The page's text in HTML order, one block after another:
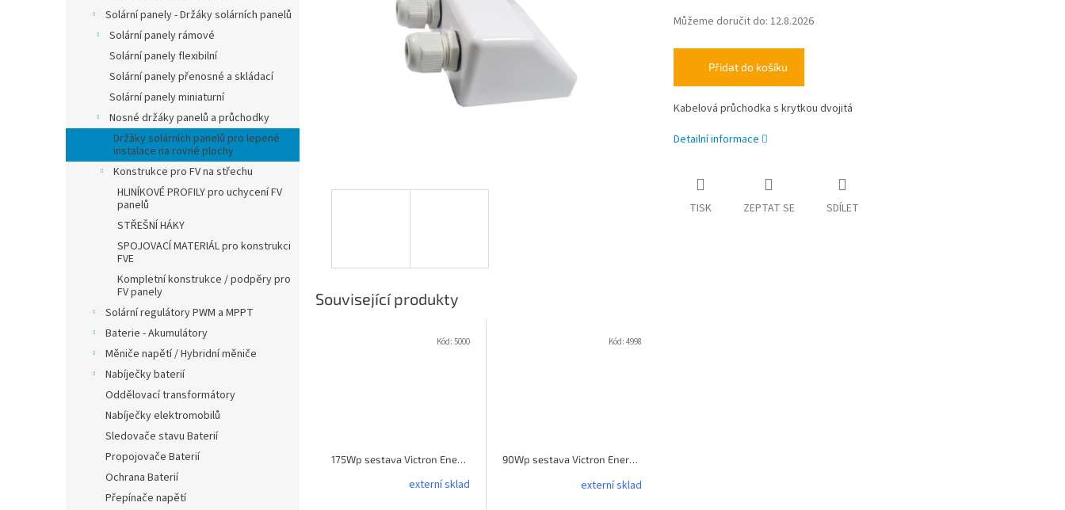
Solární panely - Držáky solárních panelů
Solární panely rámové
Solární panely flexibilní
Solární panely přenosné a skládací
Solární panely miniaturní
Nosné držáky panelů a průchodky
Držáky solárních panelů pro lepené
instalace na rovné plochy
Konstrukce pro FV na střechu
HLINÍKOVÉ PROFILY pro uchycení FV
panelů
STŘEŠNÍ HÁKY
SPOJOVACÍ MATERIÁL pro konstrukci
FVE
Kompletní konstrukce / podpěry pro
FV panely
Solární regulátory PWM a MPPT
Baterie - Akumulátory
Měniče napětí / Hybridní měniče
Nabíječky baterií
Oddělovací transformátory
Nabíječky elektromobilů
Sledovače stavu Baterií
Propojovače Baterií
Ochrana Baterií
Přepínače napětí
Můžeme doručit do: 12.8.2026
Přidat do košíku
Kabelová průchodka s krytkou dvojitá
Detailní informace
TISK ZEPTAT SE SDÍLET
Související produkty
175Wp sestava Victron Energy caravan
externí sklad
Kód: 5000
90Wp sestava Victron Energy caravan
externí sklad
Kód: 4998